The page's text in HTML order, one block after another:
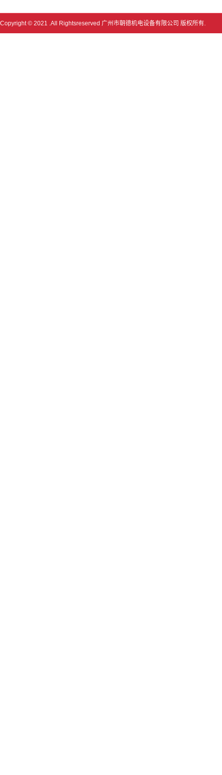
Copyright © 2021 .All Rightsreserved 广州市朝德机电设备有限公司 版权所有.